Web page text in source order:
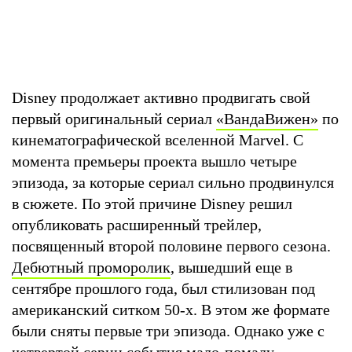
Disney продолжает активно продвигать свой
первый оригинальный сериал «ВандаВижен» по
кинематографической вселенной Marvel. С
момента премьеры проекта вышло четыре
эпизода, за которые сериал сильно продвинулся
в сюжете. По этой причине Disney решил
опубликовать расширенный трейлер,
посвященный второй половине первого сезона.
Дебютный проморолик, вышедший еще в
сентябре прошлого года, был стилизован под
американский ситком 50-х. В этом же формате
были сняты первые три эпизода. Однако уже с